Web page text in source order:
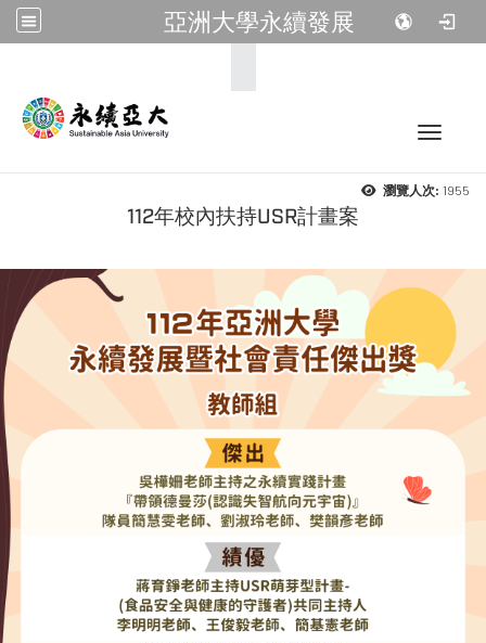
亞洲大學永續發展
Toggle
瀏覽人次: 1955
112年校內扶持USR計畫案